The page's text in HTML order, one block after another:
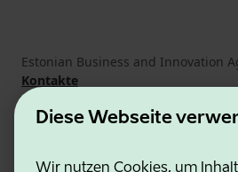
Diese Webseite
Wir nutzen Cookies, um
Estonian Business and Innovation
Kontakte
Kooperationspartner
Nutzungsbedingungen